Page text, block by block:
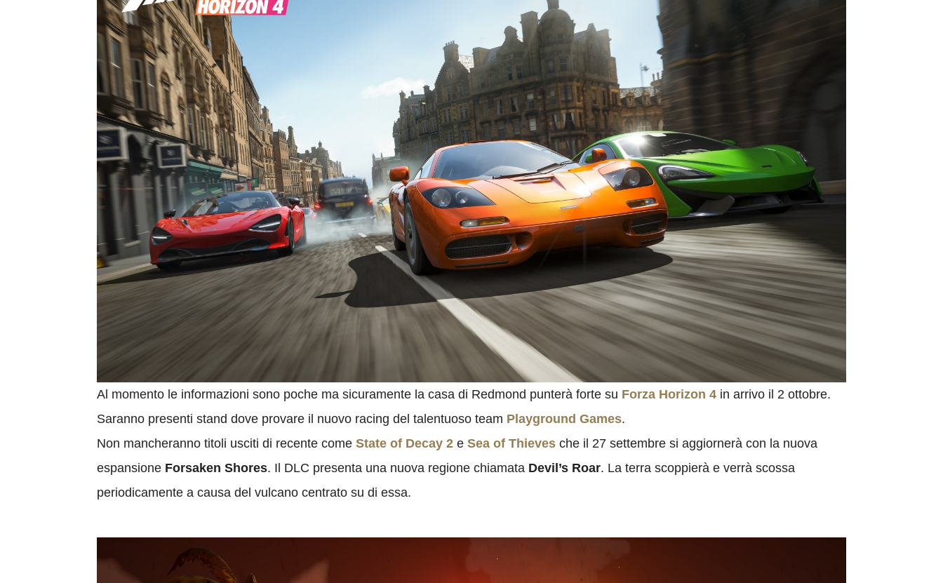
Al momento le informazioni sono poche ma sicuramente la casa di Redmond punterà forte su Forza Horizon 4 in arrivo il 2 ottobre.
Saranno presenti stand dove provare il nuovo racing del talentuoso team Playground Games.
Non mancheranno titoli usciti di recente come State of Decay 2 e Sea of Thieves che il 27 settembre si aggiornerà con la nuova
espansione Forsaken Shores. Il DLC presenta una nuova regione chiamata Devil’s Roar. La terra scoppierà e verrà scossa
periodicamente a causa del vulcano centrato su di essa.